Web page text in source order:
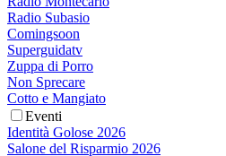
Radio Subasio
Comingsoon
Superguidatv
Zuppa di Porro
Non Sprecare
Cotto e Mangiato
Eventi
Identità Golose 2026
Salone del Risparmio 2026